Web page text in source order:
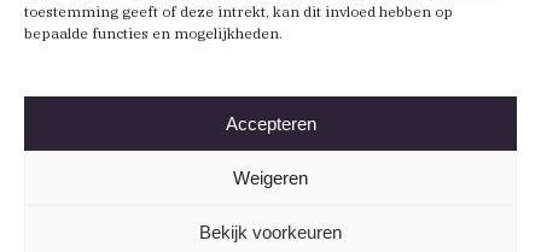
toestemming geeft of deze intrekt, kan dit invloed hebben op
bepaalde functies en mogelijkheden.
Accepteren
Weigeren
Bekijk voorkeuren